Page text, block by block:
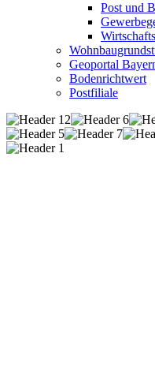
Post und
Geoportal
Bodenrichtwert
Postfiliale